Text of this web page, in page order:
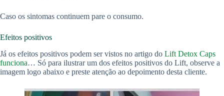
Caso os sintomas continuem pare o consumo.
Efeitos positivos
Já os efeitos positivos podem ser vistos no artigo do Lift Detox Caps
funciona… Só para ilustrar um dos efeitos positivos do Lift, observe a
imagem logo abaixo e preste atenção ao depoimento desta cliente.